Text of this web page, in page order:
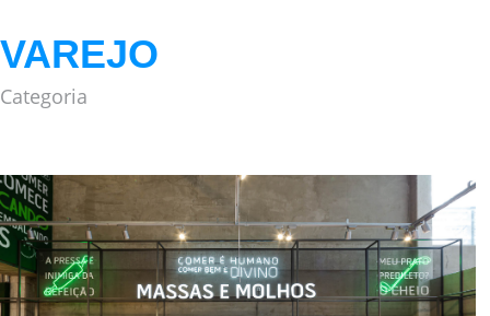
VAREJO
Categoria